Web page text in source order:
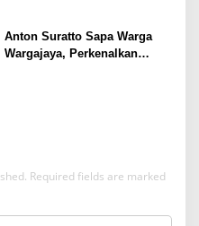
Anton Suratto Sapa Warga
Wargajaya, Perkenalkan
Required fields are marked